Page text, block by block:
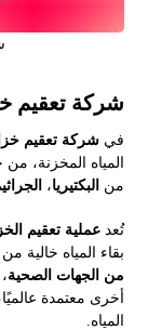
شركة تعقيم
فيشركة تعقيم
المياه المخزنة،
من البكتيريا،
تُعدعملية تعقيم
بقاء المياه خالية
من الجهات الصحية
أخرى معتمدة
المياه.